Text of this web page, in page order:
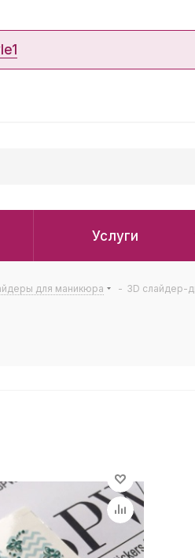
Услуги
для маникюра - 3D cлайдер-